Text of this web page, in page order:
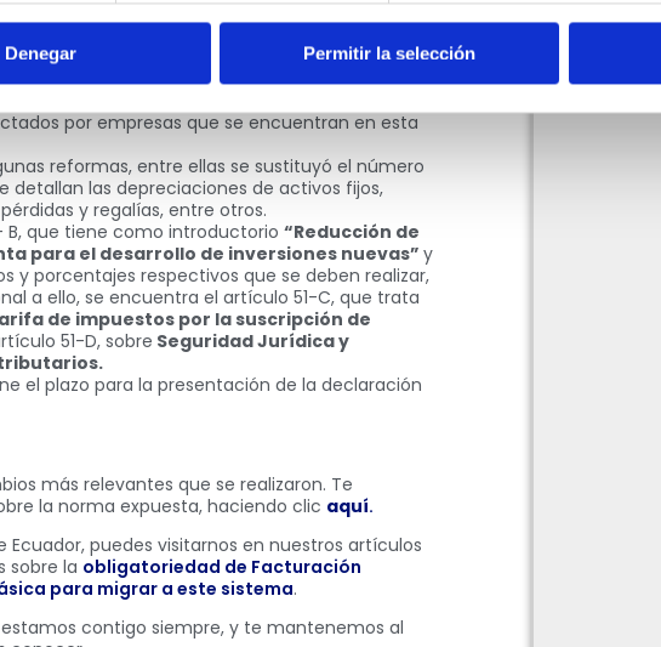
Denegar Permitir la selección
Liberal”.
encontrarás la “
con transacciones inexistentes”
por la entidad para“desvirtuar dichas
por empresas que se encuentran en esta
reformas, entre ellas se sustituyó el número
detallan las depreciaciones de activos fijos,
y regalías, entre otros.
B, que tiene como introductorio “Reducción de
para el desarrollo de inversiones nuevas” y
y porcentajes respectivos que se deben realizar,
a ello, se encuentra el artículo 51-C, que trata
de impuestos por la suscripción de
51-D, sobre Seguridad Jurídica y
el plazo para la presentación de la declaración
más relevantes que se realizaron. Te
la norma expuesta, haciendo clic aquí.
puedes visitarnos en nuestros artículos
sobre la obligatoriedad de Facturación
para migrar a este sistema.
estamos contigo siempre, y te mantenemos al